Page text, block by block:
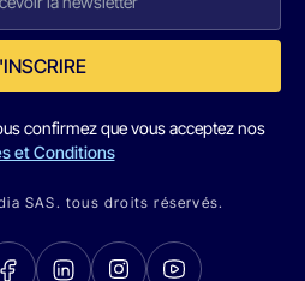
confirmez que vous acceptez nos
et Conditions
SAS. tous droits réservés.